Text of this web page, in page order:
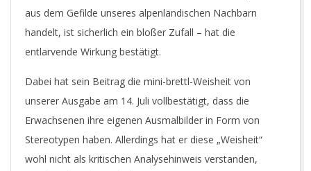
aus dem Gefilde unseres alpenländischen Nachbarn
handelt, ist sicherlich ein bloßer Zufall – hat die
entlarvende Wirkung bestätigt.
Dabei hat sein Beitrag die mini-brettl-Weisheit von
unserer Ausgabe am 14. Juli vollbestätigt, dass die
Erwachsenen ihre eigenen Ausmalbilder in Form von
Stereotypen haben. Allerdings hat er diese „Weisheit“
wohl nicht als kritischen Analysehinweis verstanden,